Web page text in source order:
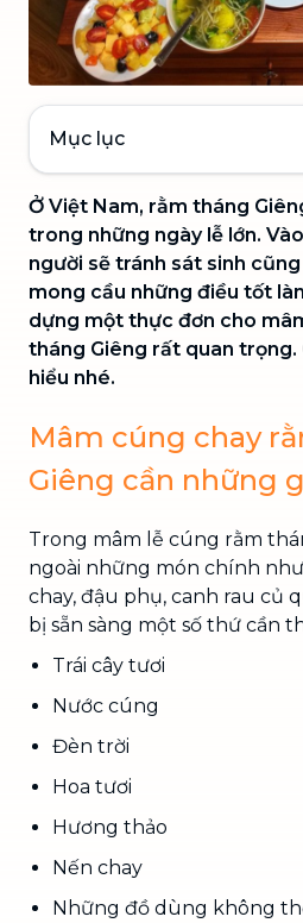
Mục lục
Ở Việt Nam, rằm tháng
trong những ngày lễ lớn.
người sẽ tránh sát sinh
mong cầu những điều tốt
dựng một thực đơn cho
tháng Giêng rất quan
hiểu nhé.
Mâm cúng chay
Giêng cần những
Trong mâm lễ cúng rằm
ngoài những món chính
chay, đậu phụ, canh rau củ
bị sẵn sàng một số thứ cần
Trái cây tươi
Nước cúng
Đèn trời
Hoa tươi
Hương thảo
Nến chay
Những đồ dùng không